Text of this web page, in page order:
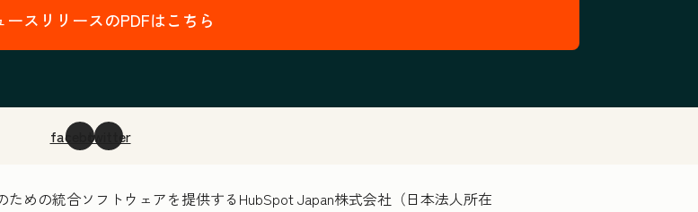
ースリリースのPDFはこちら
facebooktwitter
めの統合ソフトウェアを提供するHubSpot Japan株式会社（日本法人所在